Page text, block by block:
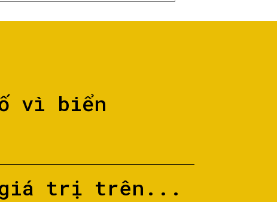
vì biển
giá trị trên...